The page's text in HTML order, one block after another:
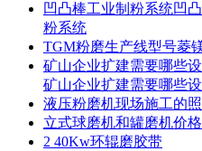
凹凸棒工业制粉系统凹
粉系统
TGM粉磨生产线型号菱
矿山企业扩建需要哪些
矿山企业扩建需要哪些
液压粉磨机现场施工的
立式球磨机和罐磨机价格
2 40Kw环辊磨胶带